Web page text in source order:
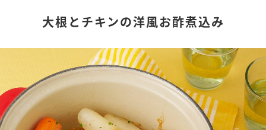
商品情報
酢 調味酢
新商品一覧
キャンペーン情報
大根とチキンの洋風お酢煮込み